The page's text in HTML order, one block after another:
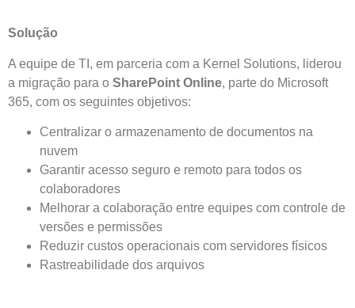
Solução
A equipe de TI, em parceria com a Kernel Solutions, liderou
a migração para o SharePoint Online, parte do Microsoft
365, com os seguintes objetivos:
Centralizar o armazenamento de documentos na
nuvem
Garantir acesso seguro e remoto para todos os
colaboradores
Melhorar a colaboração entre equipes com controle de
versões e permissões
Reduzir custos operacionais com servidores físicos
Rastreabilidade dos arquivos